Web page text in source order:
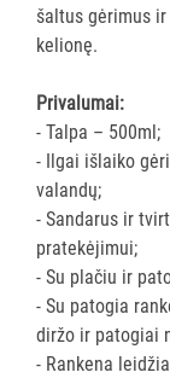
PURVĄ
SUGERIANTYS
ASMENS
HIGIENOS
PRIEMONĖS
SLAUGOS
PREKĖS
KOSMETIKA
IR
šaltus gėrimus
kelionę.
Privalumai:
- Talpa – 500ml;
- Ilgai išlaiko
valandų;
- Sandarus ir
pratekėjimui;
- Su plačiu ir
- Su patogia
diržo ir patogiai
- Rankena